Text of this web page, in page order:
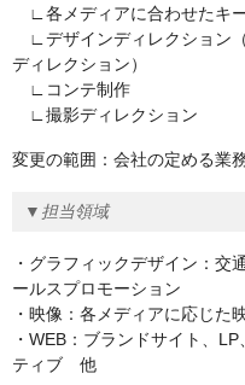
∟各メディアに合わせたキ
∟デザインディレクション
ディレクション）
∟コンテ制作
∟撮影ディレクション
変更の範囲：会社の定める業
▼担当領域
・グラフィックデザイン：交
ールスプロモーション
・映像：各メディアに応じた
・WEB：ブランドサイト、
ティブ 他